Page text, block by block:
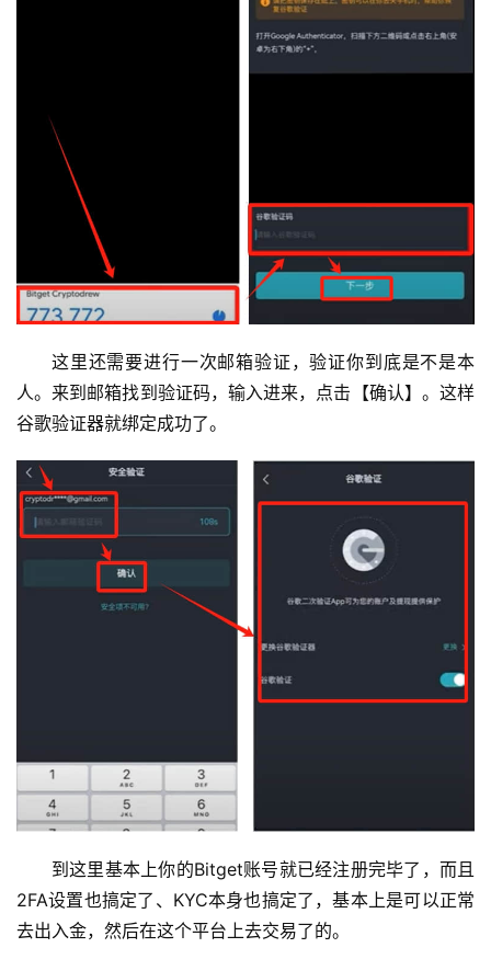
这里还需要进行一次邮箱验证，验证你到底是不是本
人。来到邮箱找到验证码，输入进来，点击【确认】。这样
谷歌验证器就绑定成功了。
到这里基本上你的Bitget账号就已经注册完毕了，而且
2FA设置也搞定了、KYC本身也搞定了，基本上是可以正常
去出入金，然后在这个平台上去交易了的。